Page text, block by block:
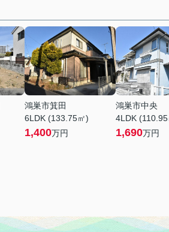
鴻巣市箕田
6LDK (133.75㎡)
1,400万円
鴻巣市中央
4LDK
1,690万円